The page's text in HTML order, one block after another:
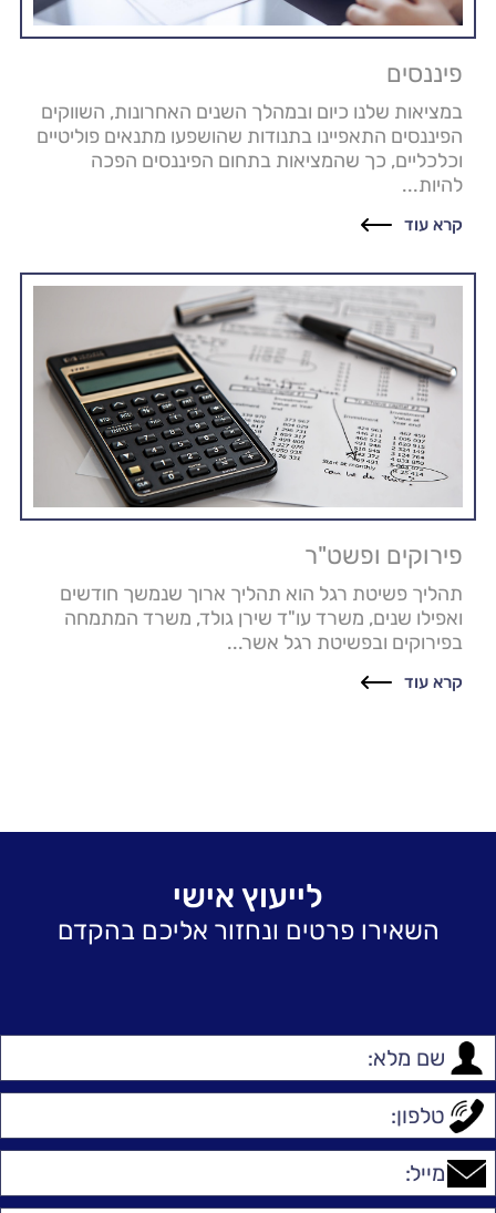
פיננסים
במציאות שלנו כיום ובמהלך השנים האחרונות, השווקים
הפיננסים התאפיינו בתנודות שהושפעו מתנאים פוליטיים
וכלכליים, כך שהמציאות בתחום הפיננסים הפכה
להיות...
קרא עוד
פירוקים ופשט"ר
תהליך פשיטת רגל הוא תהליך ארוך שנמשך חודשים
ואפילו שנים, משרד עו"ד שירן גולד, משרד המתמחה
בפירוקים ובפשיטת רגל אשר...
קרא עוד
לייעוץ אישי
השאירו פרטים ונחזור אליכם בהקדם